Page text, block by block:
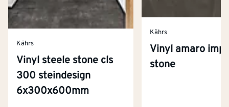
Kährs
Vinyl steele stone cls
300 steindesign
6x300x600mm
Kährs
Vinyl amaro
stone
Kontakt oss
Om Montér